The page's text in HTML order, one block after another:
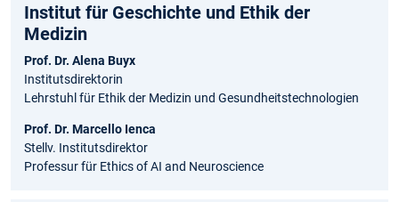
Institut für Geschichte­ und Ethik der
Medizin
Prof. Dr. Alena Buyx
Institutsdirektorin
Lehrstuhl für Ethik der Medizin und Gesundheitstechnologien
Prof. Dr. Marcello Ienca
Stellv. Institutsdirektor
Professur für Ethics of AI and Neuroscience